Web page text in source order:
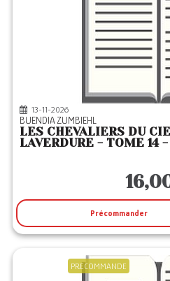
13-11-2026
BUENDIA ZUMBIEHL
LES CHEVALIERS DU
LAVERDURE - TOME 14
Précommander
PRECOMMANDE